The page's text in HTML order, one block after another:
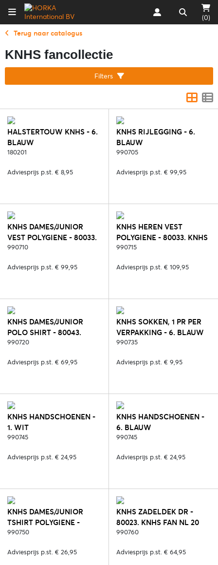
(0)
Terug naar catalogus
KNHS fancollectie
Filters
HALSTERTOUW KNHS - 6.
BLAUW
180201
Adviesprijs p.st. € 8,95
KNHS RIJLEGGING - 6.
BLAUW
990705
Adviesprijs p.st. € 99,95
KNHS DAMES/JUNIOR
VEST POLYGIENE - 80033.
KNHS FAN NL
990710
Adviesprijs p.st. € 99,95
KNHS HEREN VEST
POLYGIENE - 80033. KNHS
FAN NL (POLYGIENE)
990715
Adviesprijs p.st. € 109,95
KNHS DAMES/JUNIOR
POLO SHIRT - 80043.
KNHS FAN NL
990720
Adviesprijs p.st. € 69,95
KNHS SOKKEN, 1 PR PER
VERPAKKING - 6. BLAUW
990735
Adviesprijs p.st. € 9,95
KNHS HANDSCHOENEN -
1. WIT
990745
Adviesprijs p.st. € 24,95
KNHS HANDSCHOENEN -
6. BLAUW
990745
Adviesprijs p.st. € 24,95
KNHS DAMES/JUNIOR
TSHIRT POLYGIENE -
80033. KNHS FAN NL
990750
Adviesprijs p.st. € 26,95
KNHS ZADELDEK DR -
80023. KNHS FAN NL 20
990760
Adviesprijs p.st. € 64,95